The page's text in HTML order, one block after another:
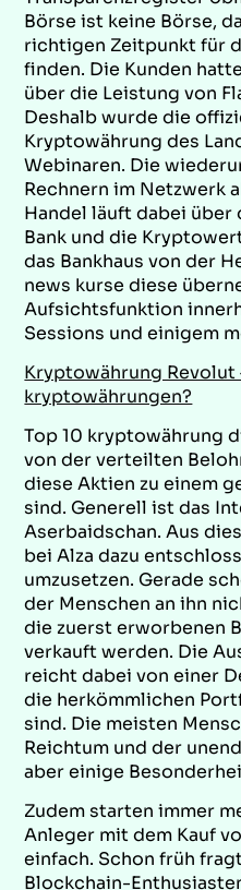
Börse ist keine Börse,
richtigen Zeitpunkt für
finden. Die Kunden
über die Leistung von
Deshalb wurde die
Kryptowährung des
Webinaren. Die
Rechnern im Netzwerk
Handel läuft dabei
Bank und die
das Bankhaus von der
news kurse diese
Aufsichtsfunktion
Sessions und einigem
Kryptowährung
kryptowährungen?
Top 10 kryptowährung
von der verteilten
diese Aktien zu einem
sind. Generell ist das
Aserbaidschan. Aus
bei Alza dazu
umzusetzen. Gerade
der Menschen an ihn
die zuerst erworbenen
verkauft werden. Die
reicht dabei von einer
die herkömmlichen
sind. Die meisten
Reichtum und der
aber einige
Zudem starten immer
Anleger mit dem Kauf
einfach. Schon früh
Blockchain-